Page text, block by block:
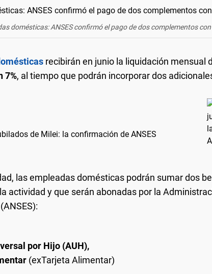
domésticas: ANSES confirmó el pago de dos complementos
recibirán en junio la liquidación mensual
7%, al tiempo que podrán incorporar dos
de Milei: la confirmación de ANSES
las empleadas domésticas podrán sumar dos
actividad y que serán abonadas por la
por Hijo (AUH),
(exTarjeta Alimentar)